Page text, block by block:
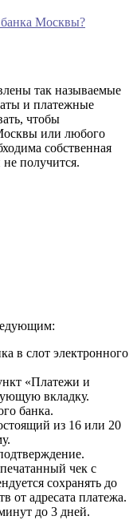
банка Москвы?
так называемые
и платежные
чтобы
или любого
собственная
не получится.
в слот электронного
«Платежи и
вкладку.
банка.
из 16 или 20
чек с
сохранять до
от адресата платежа.
до 3 дней.